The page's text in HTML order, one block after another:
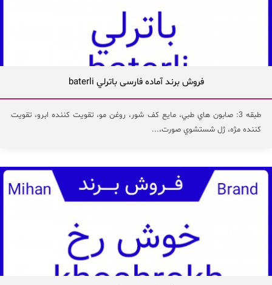
فروش برند آماده فارسی باترلي baterli
طبقه 3: صابون هاي طبي، مايع كف شور، روغن مو، تقويت كننده ابرو، تقويت
كننده مژه، ژل شستشوي صورت،...